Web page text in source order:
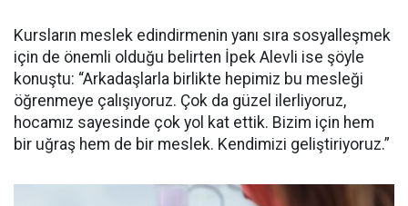
Kursların meslek edindirmenin yanı sıra sosyalleşmek
için de önemli olduğu belirten İpek Alevli ise şöyle
konuştu: “Arkadaşlarla birlikte hepimiz bu mesleği
öğrenmeye çalışıyoruz. Çok da güzel ilerliyoruz,
hocamız sayesinde çok yol kat ettik. Bizim için hem
bir uğraş hem de bir meslek. Kendimizi geliştiriyoruz.”